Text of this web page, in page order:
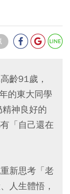
齡91歲，
的東大同學
神良好的
「自己還在
新思考「老
人生體悟，